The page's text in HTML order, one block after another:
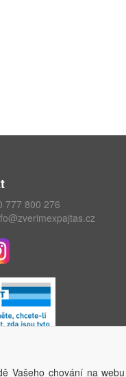
777 800 276
Vašeho chování na